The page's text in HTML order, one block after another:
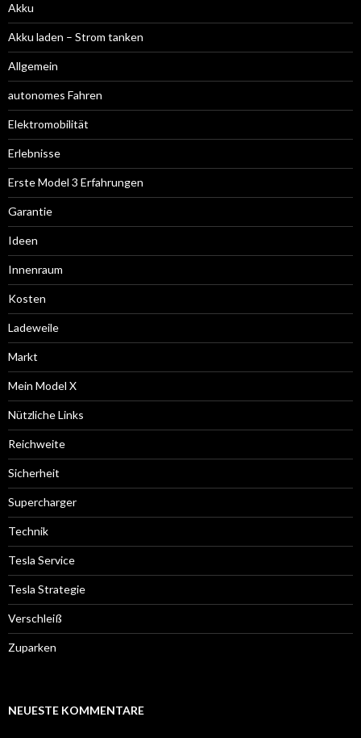
Akku
Akku laden – Strom tanken
Allgemein
autonomes Fahren
Elektromobilität
Erlebnisse
Erste Model 3 Erfahrungen
Garantie
Ideen
Innenraum
Kosten
Ladeweile
Markt
Mein Model X
Nützliche Links
Reichweite
Sicherheit
Supercharger
Technik
Tesla Service
Tesla Strategie
Verschleiß
Zuparken
NEUESTE KOMMENTARE